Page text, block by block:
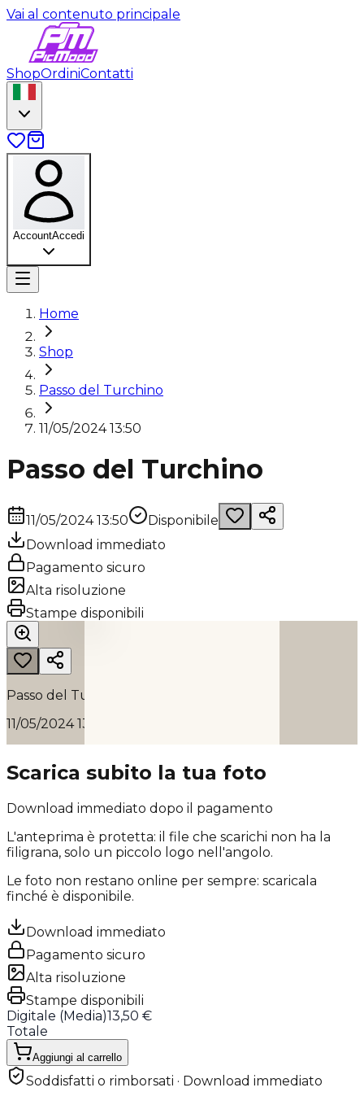
Vai al contenuto principale
ShopOrdiniContatti
AccountAccedi
Home
Shop
Passo del Turchino
11/05/2024 13:50
Passo del Turchino
11/05/2024 13:50
Disponibile
Download immediato
Pagamento sicuro
Alta risoluzione
Stampe disponibili
Passo del Turchino
11/05/2024 13:50
Scarica subito la tua foto
Download immediato dopo il pagamento
L'anteprima è protetta: il file che scarichi non ha la
filigrana, solo un piccolo logo nell'angolo.
Le foto non restano online per sempre: scaricala
finché è disponibile.
Download immediato
Pagamento sicuro
Alta risoluzione
Stampe disponibili
Digitale (Media)13,50 €
Totale
Aggiungi al carrello
Soddisfatti o rimborsati · Download immediato